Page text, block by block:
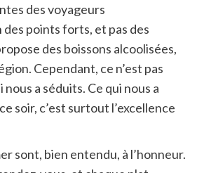
des voyageurs
des points forts, et pas des
des boissons alcoolisées,
Cependant, ce n’est pas
a séduits. Ce qui nous a
soir, c’est surtout l’excellence
sont, bien entendu, à l’honneur.